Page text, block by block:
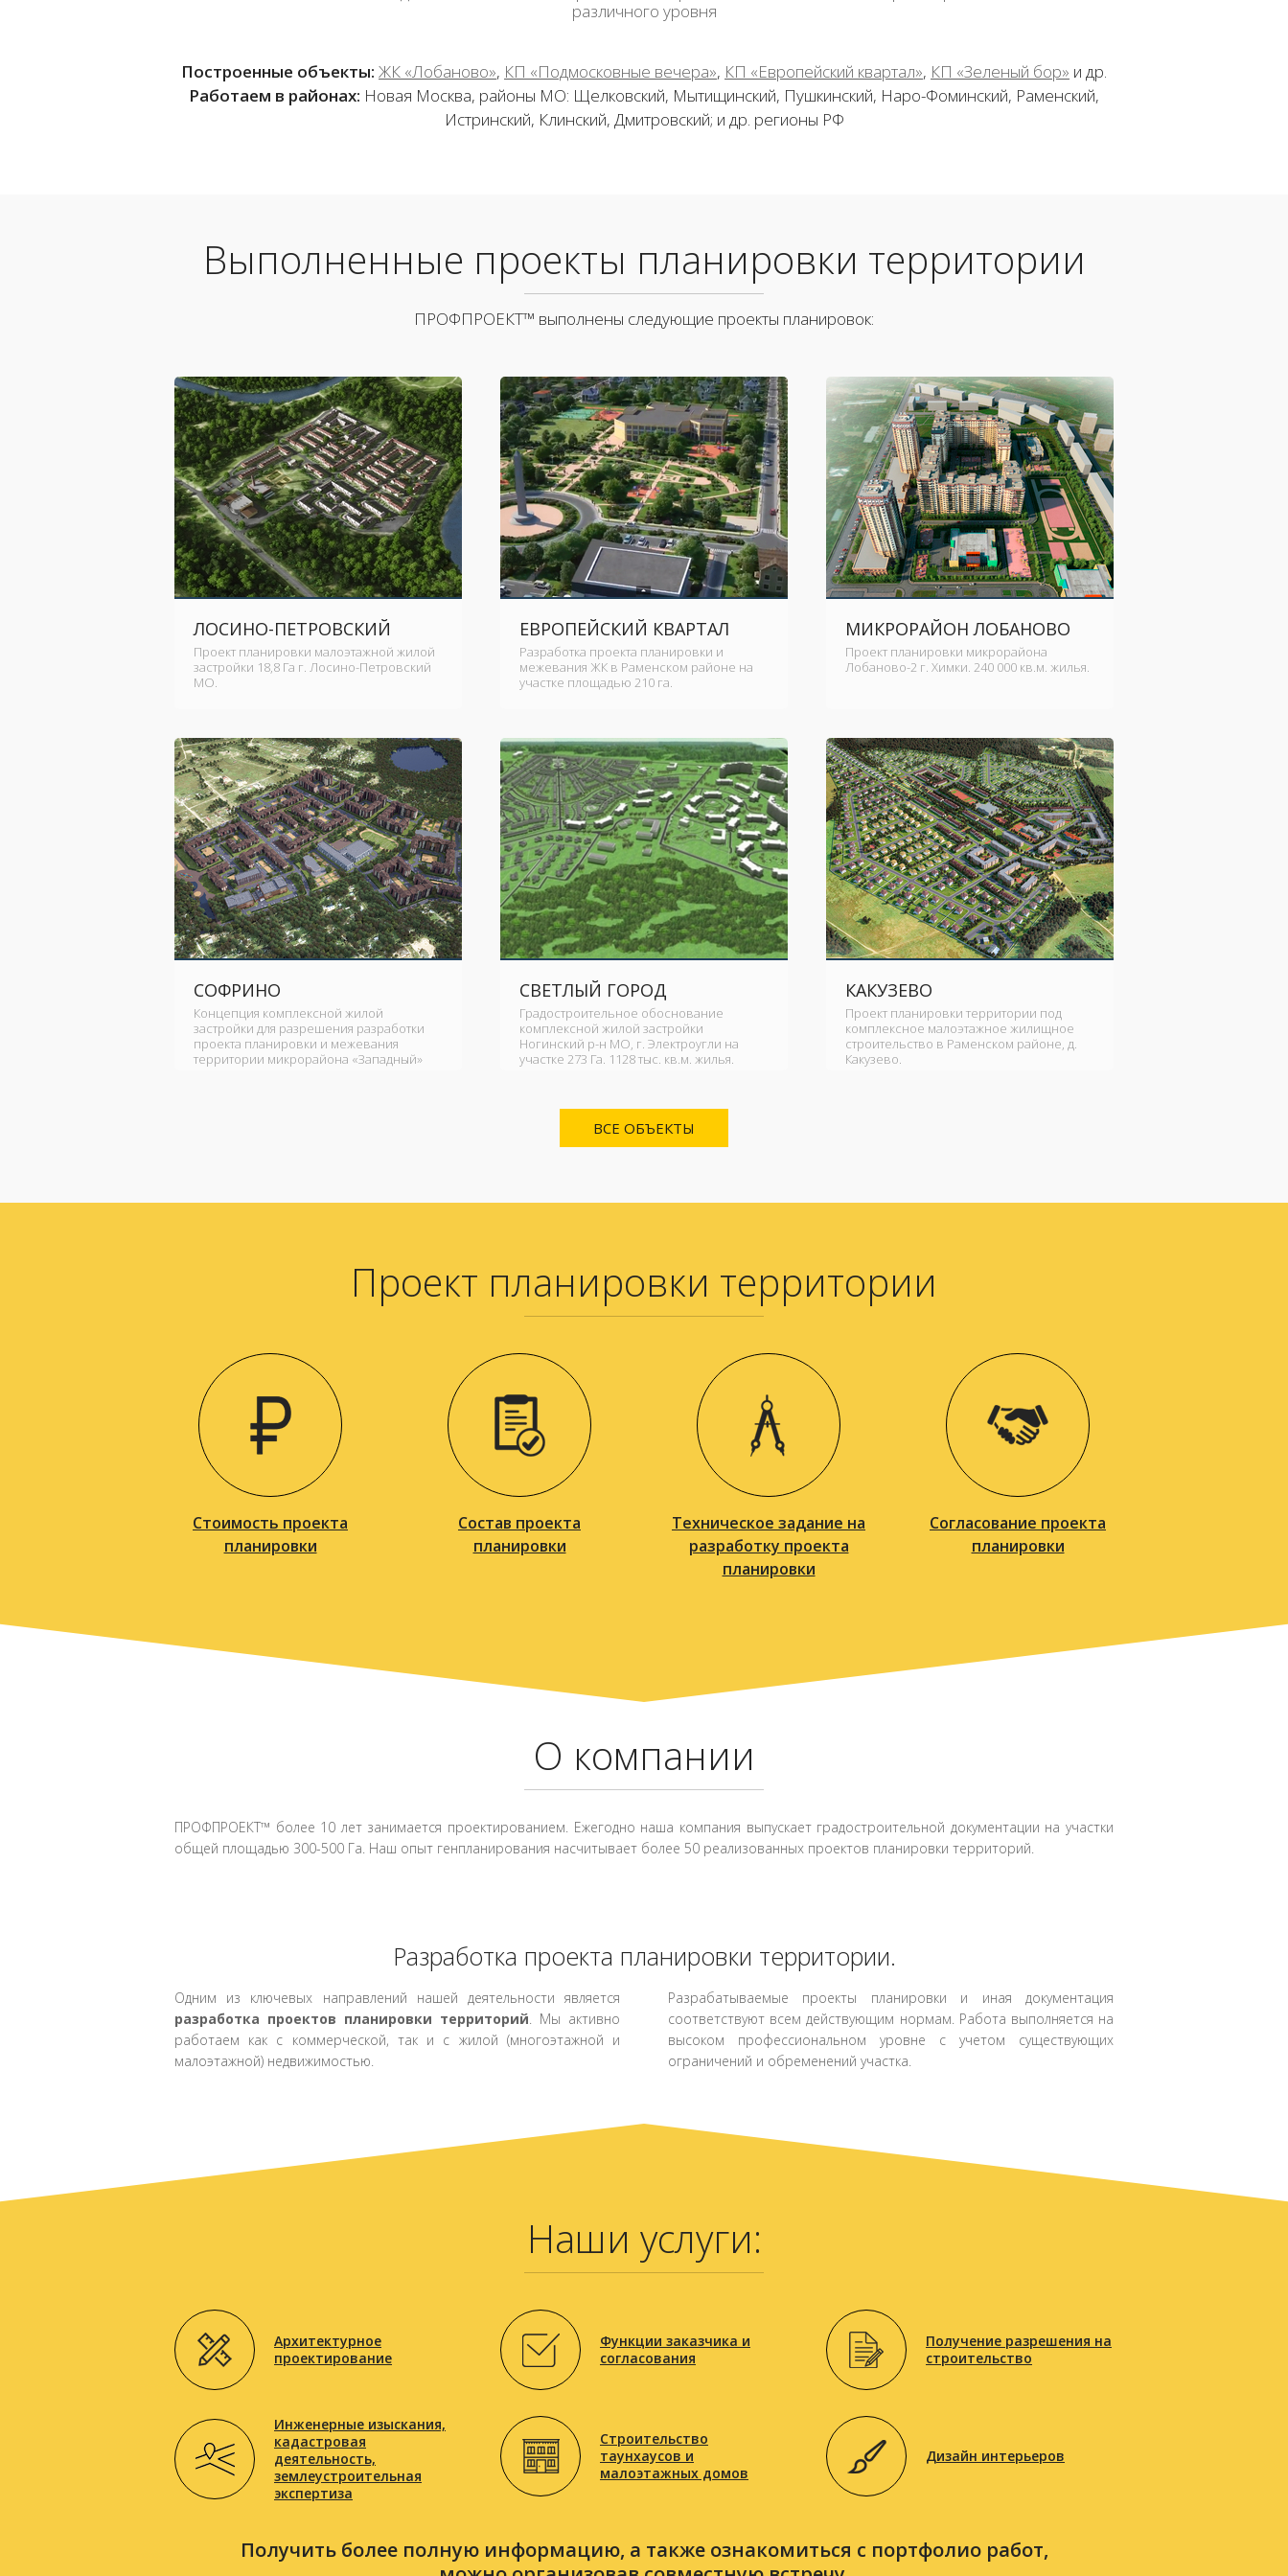
различного уровня
Построенные объекты: ЖК «Лобаново», КП «Подмосковные вечера», КП «Европейский квартал», КП «Зеленый бор» и др.
Работаем в районах: Новая Москва, районы МО: Щелковский, Мытищинский, Пушкинский, Наро-Фоминский, Раменский,
Истринский, Клинский, Дмитровский; и др. регионы РФ
Выполненные проекты планировки территории
ПРОФПРОЕКТ™ выполнены следующие проекты планировок:
ЛОСИНО-ПЕТРОВСКИЙ
Проект планировки малоэтажной жилой
застройки 18,8 Га г. Лосино-Петровский
МО.
ЕВРОПЕЙСКИЙ КВАРТАЛ
Разработка проекта планировки и
межевания ЖК в Раменском районе на
участке площадью 210 га.
МИКРОРАЙОН ЛОБАНОВО
Проект планировки микрорайона
Лобаново-2 г. Химки. 240 000 кв.м. жилья.
СОФРИНО
Концепция комплексной жилой
застройки для разрешения разработки
проекта планировки и межевания
территории микрорайона «Западный»
СВЕТЛЫЙ ГОРОД
Градостроительное обоснование
комплексной жилой застройки
Ногинский р-н МО, г. Электроугли на
участке 273 Га. 1128 тыс. кв.м. жилья.
КАКУЗЕВО
Проект планировки территории под
комплексное малоэтажное жилищное
строительство в Раменском районе, д.
Какузево.
ВСЕ ОБЪЕКТЫ
Проект планировки территории
Стоимость проекта
планировки
Состав проекта
планировки
Техническое задание на
разработку проекта
планировки
Согласование проекта
планировки
О компании
ПРОФПРОЕКТ™ более 10 лет занимается проектированием. Ежегодно наша компания выпускает градостроительной документации на участки
общей площадью 300-500 Га. Наш опыт генпланирования насчитывает более 50 реализованных проектов планировки территорий.
Разработка проекта планировки территории.
Одним из ключевых направлений нашей деятельности является
разработка проектов планировки территорий . Мы активно
работаем как с коммерческой, так и с жилой (многоэтажной и
малоэтажной) недвижимостью.
Разрабатываемые проекты планировки и иная документация
соответствуют всем действующим нормам. Работа выполняется на
высоком профессиональном уровне с учетом существующих
ограничений и обременений участка.
Наши услуги:
Архитектурное
проектирование
Функции заказчика и
согласования
Получение разрешения на
строительство
Инженерные изыскания,
кадастровая
деятельность,
землеустроительная
экспертиза
Строительство
таунхаусов и
малоэтажных домов
Дизайн интерьеров
Получить более полную информацию, а также ознакомиться с портфолио работ,